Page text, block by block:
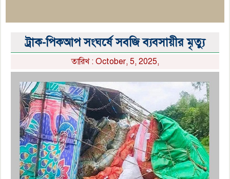
ট্রাক-পিকআপ সংঘর্ষে সবজি ব্যবসায়ীর মৃত্যু
তারিখ : October, 5, 2025,